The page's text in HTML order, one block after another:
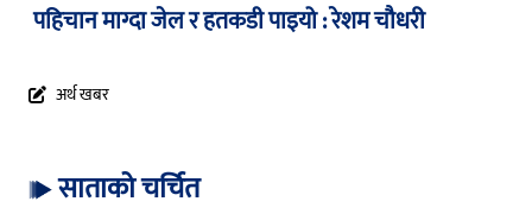
पहिचान माग्दा जेल र हतकडी पाइयो : रेशम चौधरी
अर्थ खबर
साताको चर्चित